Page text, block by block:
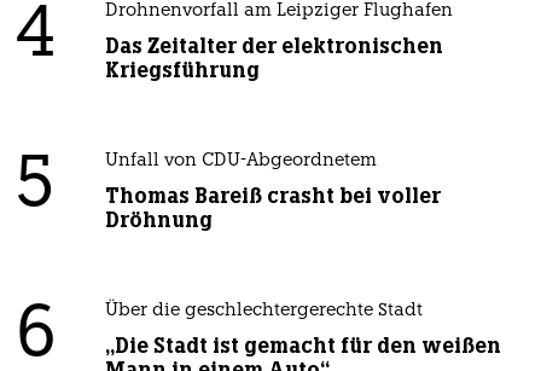
4 Drohnenvorfall am Leipziger Flughafen
Das Zeitalter der elektronischen
Kriegsführung
5 Unfall von CDU-Abgeordnetem
Thomas Bareiß crasht bei voller
Dröhnung
6 Über die geschlechtergerechte Stadt
„Die Stadt ist gemacht für den weißen